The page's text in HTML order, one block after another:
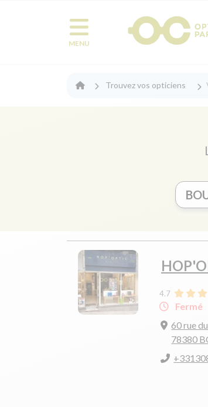
MENU
Trouvez vos opticiens
4.7
Fermé
60 rue
78380